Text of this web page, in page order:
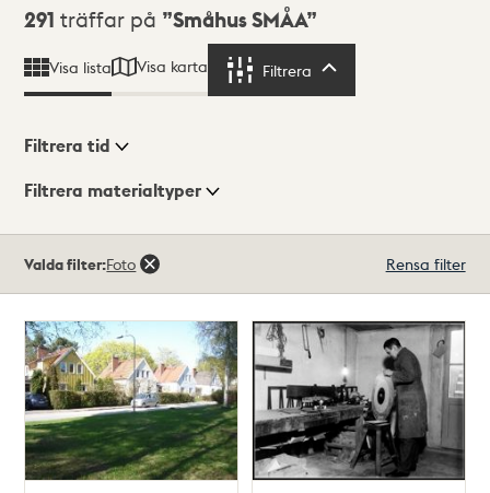
Sökresultat
291 träffar på Småhus SMÅA
Visa lista Visa karta Filtrera
Visningsläge
Filtrera tid
Filtrera materialtyper
291träffar
Valda filter:Foto Rensa filter